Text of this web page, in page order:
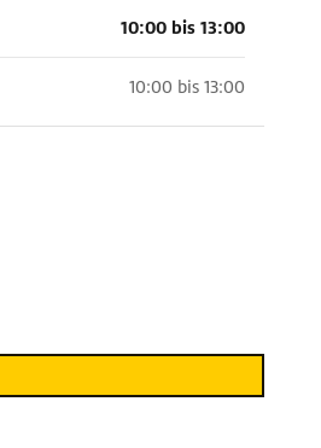
10:00 bis 13:00
10:00 bis 13:00